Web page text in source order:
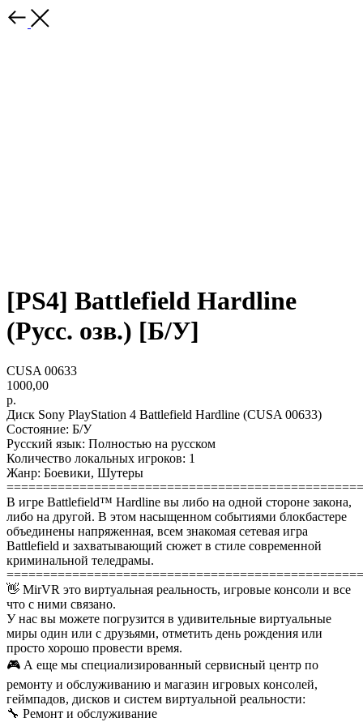
[PS4] Battlefield Hardline
(Русс. озв.) [Б/У]
CUSA 00633
1000,00
р.
Диск Sony PlayStation 4 Battlefield Hardline (CUSA 00633)
Состояние: Б/У
Русский язык: Полностью на русском
Количество локальных игроков: 1
Жанр: Боевики, Шутеры
В игре Battlefield™ Hardline вы либо на одной стороне закона,
либо на другой. В этом насыщенном событиями блокбастере
объединены напряженная, всем знакомая сетевая игра
Battlefield и захватывающий сюжет в стиле современной
криминальной теледрамы.
👋 MirVR это виртуальная реальность, игровые консоли и все
что с ними связано.
У нас вы можете погрузится в удивительные виртуальные
миры один или с друзьями, отметить день рождения или
просто хорошо провести время.
🎮 А еще мы специализированный сервисный центр по
ремонту и обслуживанию и магазин игровых консолей,
геймпадов, дисков и систем виртуальной реальности:
🔧 Ремонт и обслуживание